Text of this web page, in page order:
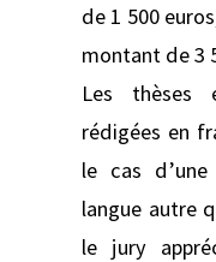
de 1 500
montant de 3
Les thèses
rédigées en
le cas
langue autre
le jury